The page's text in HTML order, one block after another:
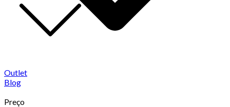
Outlet
Blog
Preço